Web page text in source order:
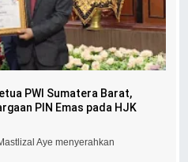
PWI Sumatera Barat,
PIN Emas pada HJK
Aye menyerahkan